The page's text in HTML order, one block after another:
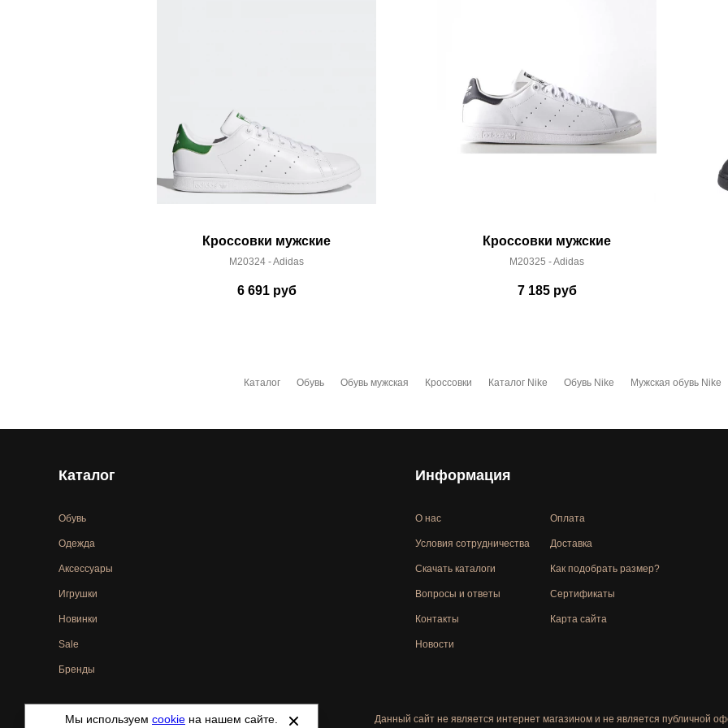
Кроссовки мужские
M20324 - Adidas
6 691руб
Кроссовки мужские
M20325 - Adidas
7 185руб
Каталог Обувь Обувь мужская Кроссовки Каталог Nike Обувь Nike Мужская обувь Nike
Каталог
Обувь
Одежда
Аксессуары
Игрушки
Новинки
Sale
Бренды
Информация
О нас
Условия сотрудничества
Скачать каталоги
Вопросы и ответы
Контакты
Новости
Оплата
Доставка
Как подобрать размер?
Сертификаты
Карта сайта
©2021-2026 - ShoesTown.ru - все права защищены. Данный сайт не является интернет магазином и не является публичной
Мы используем cookie на нашем сайте.